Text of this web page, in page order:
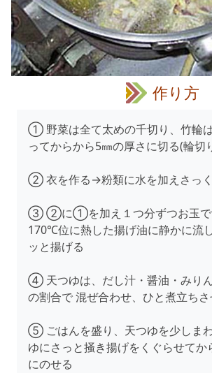
作り方
① 野菜は全て太めの千切り、竹輪
ってからから5㎜の厚さに切る(輪切
② 衣を作る→粉類に水を加えさっ
③ ②に①を加え１つ分ずつお玉で
170℃位に熱した揚げ油に静かに流
ッと揚げる
④ 天つゆは、だし汁・醤油・みり
の割合で 混ぜ合わせ、ひと煮立ちさ
⑤ ごはんを盛り、天つゆを少しま
ゆにさっと掻き揚げをくぐらせてか
にのせる